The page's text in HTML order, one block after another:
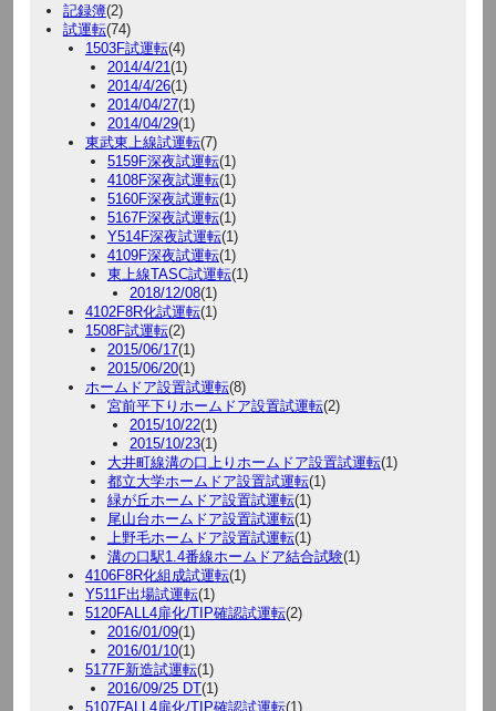
記録簿(2)
試運転(74)
1503F試運転(4)
2014/4/21 (1)
2014/4/26(1)
2014/04/27(1)
2014/04/29(1)
東武東上線試運転(7)
5159F深夜試運転(1)
4108F深夜試運転(1)
5160F深夜試運転(1)
5167F深夜試運転(1)
Y514F深夜試運転(1)
4109F深夜試運転(1)
東上線TASC試運転(1)
2018/12/08(1)
4102F8R化試運転(1)
1508F試運転(2)
2015/06/17(1)
2015/06/20(1)
ホームドア設置試運転(8)
宮前平下りホームドア設置試運転(2)
2015/10/22(1)
2015/10/23(1)
大井町線溝の口上りホームドア設置試運転(1)
都立大学ホームドア設置試運転(1)
緑が丘ホームドア設置試運転(1)
尾山台ホームドア設置試運転(1)
上野毛ホームドア設置試運転(1)
溝の口駅1.4番線ホームドア結合試験(1)
4106F8R化組成試運転(1)
Y511F出場試運転(1)
5120FALL4扉化/TIP確認試運転(2)
2016/01/09(1)
2016/01/10(1)
5177F新造試運転(1)
2016/09/25 DT(1)
5107FALL4扉化/TIP確認試運転(1)